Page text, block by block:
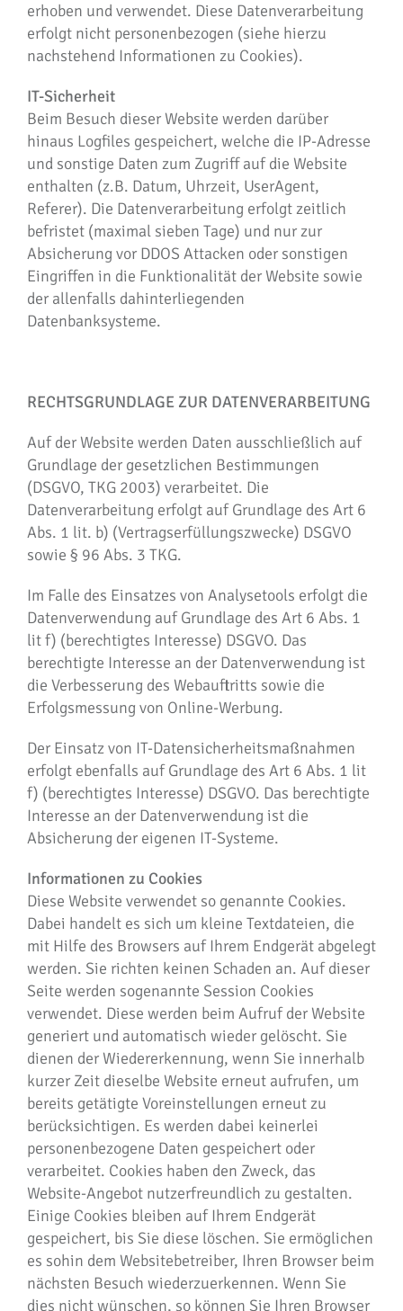
erhoben und verwendet. Diese Datenverarbeitung
erfolgt nicht personenbezogen (siehe hierzu
nachstehend Informationen zu Cookies).
IT-Sicherheit
Beim Besuch dieser Website werden darüber
hinaus Logfiles gespeichert, welche die IP-Adresse
und sonstige Daten zum Zugriff auf die Website
enthalten (z.B. Datum, Uhrzeit, UserAgent,
Referer). Die Datenverarbeitung erfolgt zeitlich
befristet (maximal sieben Tage) und nur zur
Absicherung vor DDOS Attacken oder sonstigen
Eingriffen in die Funktionalität der Website sowie
der allenfalls dahinterliegenden
Datenbanksysteme.
RECHTSGRUNDLAGE ZUR DATENVERARBEITUNG
Auf der Website werden Daten ausschließlich auf
Grundlage der gesetzlichen Bestimmungen
(DSGVO, TKG 2003) verarbeitet. Die
Datenverarbeitung erfolgt auf Grundlage des Art 6
Abs. 1 lit. b) (Vertragserfüllungszwecke) DSGVO
sowie § 96 Abs. 3 TKG.
Im Falle des Einsatzes von Analysetools erfolgt die
Datenverwendung auf Grundlage des Art 6 Abs. 1
lit f) (berechtigtes Interesse) DSGVO. Das
berechtigte Interesse an der Datenverwendung ist
die Verbesserung des Webauftritts sowie die
Erfolgsmessung von Online-Werbung.
Der Einsatz von IT-Datensicherheitsmaßnahmen
erfolgt ebenfalls auf Grundlage des Art 6 Abs. 1 lit
f) (berechtigtes Interesse) DSGVO. Das berechtigte
Interesse an der Datenverwendung ist die
Absicherung der eigenen IT-Systeme.
Informationen zu Cookies
Diese Website verwendet so genannte Cookies.
Dabei handelt es sich um kleine Textdateien, die
mit Hilfe des Browsers auf Ihrem Endgerät abgelegt
werden. Sie richten keinen Schaden an. Auf dieser
Seite werden sogenannte Session Cookies
verwendet. Diese werden beim Aufruf der Website
generiert und automatisch wieder gelöscht. Sie
dienen der Wiedererkennung, wenn Sie innerhalb
kurzer Zeit dieselbe Website erneut aufrufen, um
bereits getätigte Voreinstellungen erneut zu
berücksichtigen. Es werden dabei keinerlei
personenbezogene Daten gespeichert oder
verarbeitet. Cookies haben den Zweck, das
Website-Angebot nutzerfreundlich zu gestalten.
Einige Cookies bleiben auf Ihrem Endgerät
gespeichert, bis Sie diese löschen. Sie ermöglichen
es sohin dem Websitebetreiber, Ihren Browser beim
nächsten Besuch wiederzuerkennen. Wenn Sie
dies nicht wünschen, so können Sie Ihren Browser